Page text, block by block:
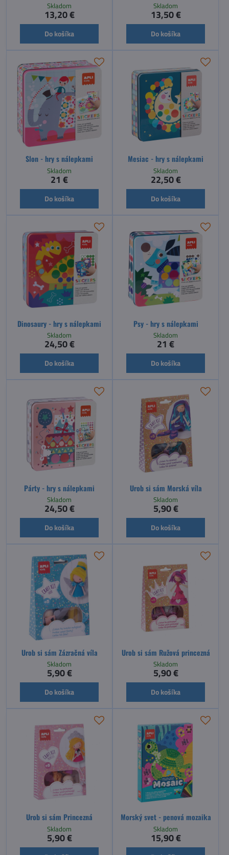
Skladom
13,20 €
Do košíka
Skladom
13,50 €
Do košíka
Slon - hry s nálepkami
Skladom
21 €
Do košíka
Mesiac - hry s nálepkami
Skladom
22,50 €
Do košíka
Dinosaury - hry s nálepkami
Skladom
24,50 €
Do košíka
Psy - hry s nálepkami
Skladom
21 €
Do košíka
Párty - hry s nálepkami
Skladom
24,50 €
Do košíka
Urob si sám Morská víla
Skladom
5,90 €
Do košíka
Urob si sám Zázračná víla
Skladom
5,90 €
Do košíka
Urob si sám Ružová princezná
Skladom
5,90 €
Do košíka
Urob si sám Princezná
Skladom
5,90 €
Morský svet - penová mozaika
Skladom
15,90 €